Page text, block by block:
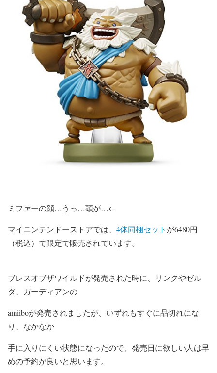
ミファーの顔…うっ…頭が…←
マイニンテンドーストアでは、 4体同梱セット が6480円
（税込）で限定で販売されています。
ブレスオブザワイルドが発売された時に、リンクやゼル
ダ、ガーディアンの
amiiboが発売されましたが、いずれもすぐに品切れにな
り、なかなか
手に入りにくい状態になったので、発売日に欲しい人は早
めの予約が良いと思います。